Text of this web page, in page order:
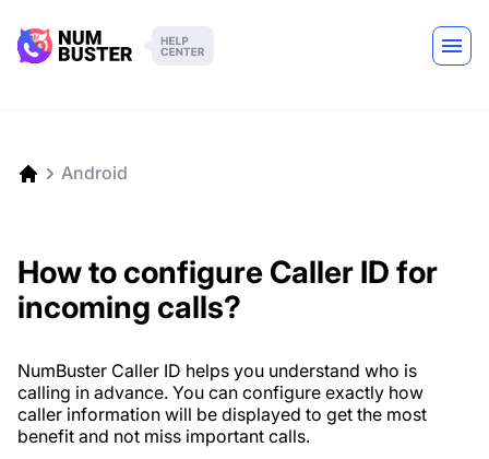
Android
How to configure Caller ID for
incoming calls?
NumBuster Caller ID helps you understand who is
calling in advance. You can configure exactly how
caller information will be displayed to get the most
benefit and not miss important calls.